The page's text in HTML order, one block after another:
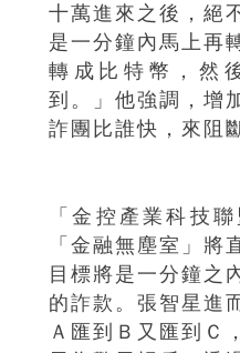
十萬進來之後，絕
是一分鐘內馬上再
轉成比特幣，然
到。」他強調，增
詐團比誰快，來阻
「金控產業科技
「金融無塵室」將
目標將是一分鐘之
的詐款。張智星進
Ａ匯到Ｂ又匯到Ｃ